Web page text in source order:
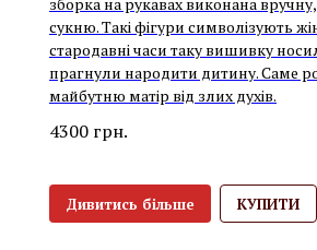
зборка на рукавах виконана
сукню. Такі фігури символізують
стародавні часи таку вишивку
прагнули народити дитину. Саме
майбутню матір від злих духів.
4300 грн.
Дивитись більше КУПИТИ